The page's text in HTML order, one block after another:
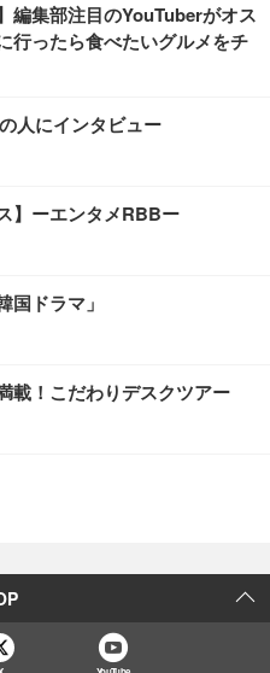
編集部注目のYouTuberがオス
行ったら食べたいグルメをチ
人にインタビュー
】ーエンタメRBBー
国ドラマ」
載！こだわりデスクツアー